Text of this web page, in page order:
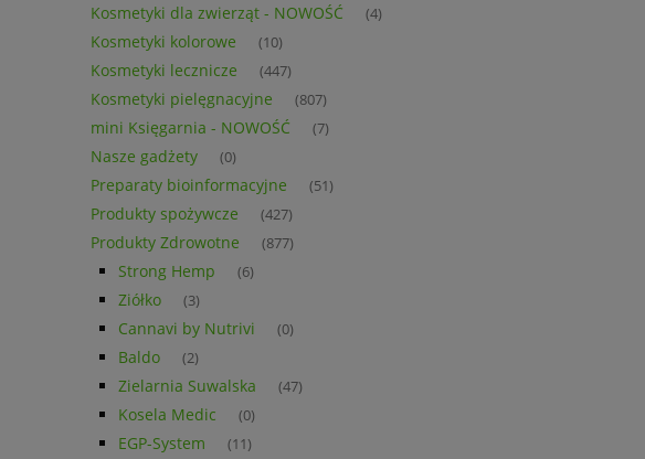
Kosmetyki dla zwierząt - NOWOŚĆ (4)
Kosmetyki kolorowe (10)
Kosmetyki lecznicze (447)
Kosmetyki pielęgnacyjne (807)
mini Księgarnia - NOWOŚĆ (7)
Nasze gadżety (0)
Preparaty bioinformacyjne (51)
Produkty spożywcze (427)
Produkty Zdrowotne (877)
Strong Hemp (6)
Ziółko (3)
Cannavi by Nutrivi (0)
Baldo (2)
Zielarnia Suwalska (47)
Kosela Medic (0)
EGP-System (11)